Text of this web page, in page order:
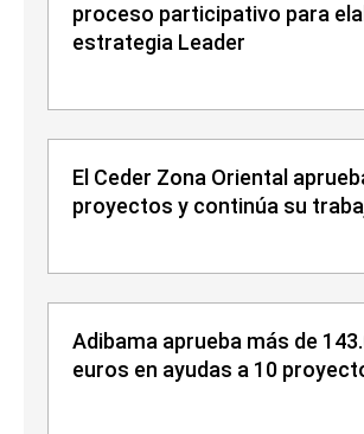
proceso participativo para
estrategia Leader
El Ceder Zona Oriental
proyectos y continúa su
Adibama aprueba más de
euros en ayudas a 10